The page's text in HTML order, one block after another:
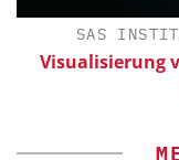
SAS
Visualisierung